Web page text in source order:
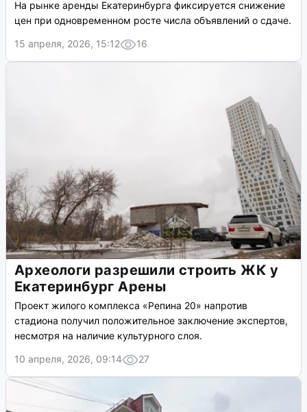
На рынке аренды Екатеринбурга фиксируется снижение
цен при одновременном росте числа объявлений о сдаче.
15 апреля, 2026, 15:12
16
Археологи разрешили строить ЖК у
Екатеринбург Арены
Проект жилого комплекса «Репина 20» напротив
стадиона получил положительное заключение экспертов,
несмотря на наличие культурного слоя.
10 апреля, 2026, 09:14
27